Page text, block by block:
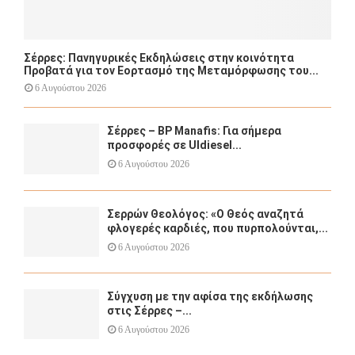
Σέρρες: Πανηγυρικές Εκδηλώσεις στην κοινότητα
Προβατά για τον Εορτασμό της Μεταμόρφωσης του...
6 Αυγούστου 2026
Σέρρες – BP Manafis: Για σήμερα
προσφορές σε Uldiesel...
6 Αυγούστου 2026
Σερρών Θεολόγος: «Ο Θεός αναζητά
φλογερές καρδιές, που πυρπολούνται,...
6 Αυγούστου 2026
Σύγχυση με την αφίσα της εκδήλωσης
στις Σέρρες –...
6 Αυγούστου 2026